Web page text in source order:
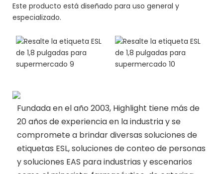
Este producto está diseñado para uso general y
especializado.
Fundada en el año 2003, Highlight tiene más de
20 años de experiencia en la industria y se
compromete a brindar diversas soluciones de
etiquetas ESL, soluciones de conteo de personas
y soluciones EAS para industrias y escenarios